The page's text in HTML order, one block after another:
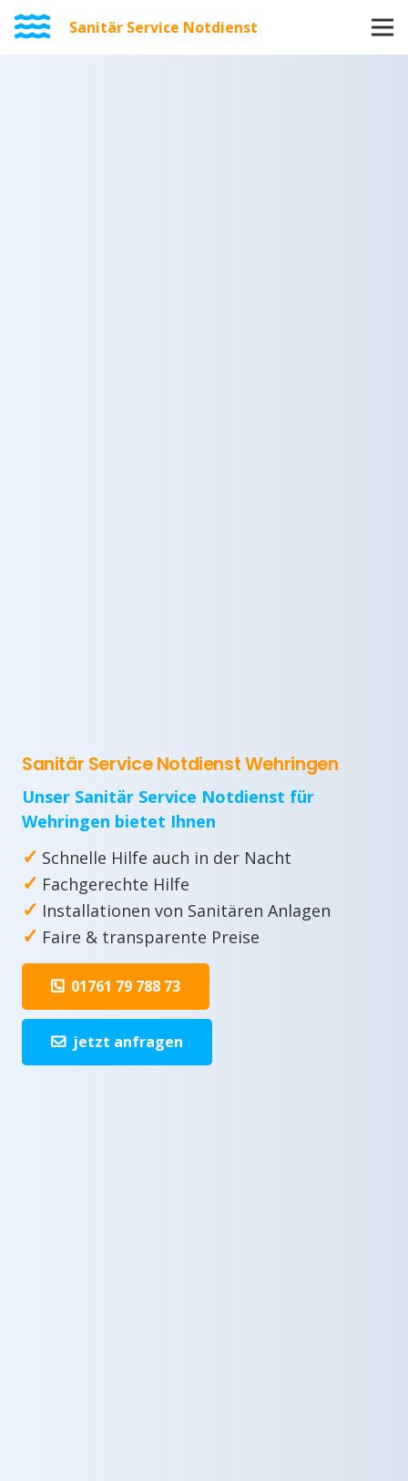
Sanitär Service Notdienst
Sanitär Service Notdienst Wehringen
Unser Sanitär Service Notdienst für
Wehringen bietet Ihnen
✓ Schnelle Hilfe auch in der Nacht
✓ Fachgerechte Hilfe
✓ Installationen von Sanitären Anlagen
✓ Faire & transparente Preise
01761 79 788 73
jetzt anfragen